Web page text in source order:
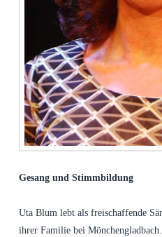
Gesang und Stimmbildung
Uta Blum lebt als frei­schaf­fen­de
ihrer Fami­lie bei